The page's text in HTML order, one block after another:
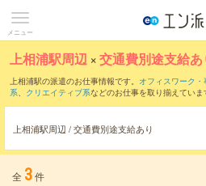
メニュー
上相浦駅周辺 ×交通費別途支給あ
上相浦駅の派遣のお仕事情報です。 オフィスワーク・
系、 クリエイティブ系などのお仕事を取り揃えてい
上相浦駅周辺 / 交通費別途支給あり
全 3件